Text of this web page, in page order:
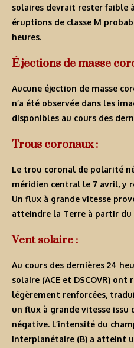
solaires devrait rester faible
éruptions de classe M
heures.
Éjections de masse
Aucune éjection de masse
n’a été observée dans les
disponibles au cours des
Trous coronaux :
Le trou coronal de polarité
méridien central le 7 avril, y
Un flux à grande vitesse
atteindre la Terre à partir du
Vent solaire :
Au cours des dernières 24
solaire (ACE et DSCOVR)
légèrement renforcées,
un flux à grande vitesse
négative. L’intensité du
interplanétaire (B) a atteint